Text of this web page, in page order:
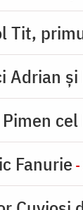
Adrian
cel
Fanurie